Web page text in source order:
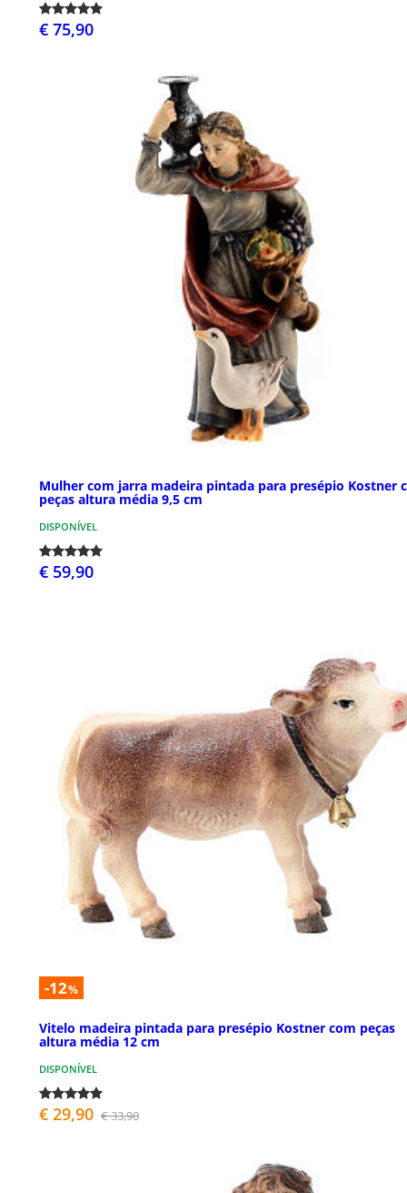
€ 75,90
Mulher com jarra madeira pintada para presépio Kostner
peças altura média 9,5 cm
DISPONÍVEL
€ 59,90
-12%
Vitelo madeira pintada para presépio Kostner com peças
altura média 12 cm
DISPONÍVEL
€ 29,90 € 33,90